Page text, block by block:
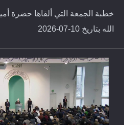
خطبة الجمعة التي ألقاها حضرة
الله بتاريخ 10-07-2026